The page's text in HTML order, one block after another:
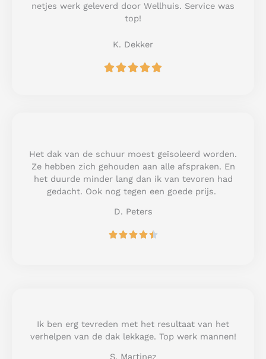
netjes werk geleverd door Wellhuis. Service was
top!
K. Dekker
R
u
t
o
f
Het dak van de schuur moest geïsoleerd worden.
Ze hebben zich gehouden aan alle afspraken. En
het duurde minder lang dan ik van tevoren had
gedacht. Ook nog tegen een goede prijs.
D. Peters

Ik ben erg tevreden met het resultaat van het
verhelpen van de dak lekkage. Top werk mannen!
S. Martinez